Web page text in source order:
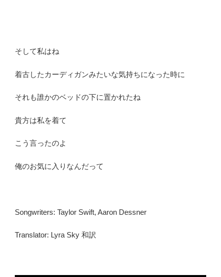
そして私はね
着古したカーディガンみたいな気持ちになった時に
それも誰かのベッドの下に置かれたね
貴方は私を着て
こう言ったのよ
俺のお気に入りなんだって
Songwriters: Taylor Swift, Aaron Dessner
Translator: Lyra Sky 和訳